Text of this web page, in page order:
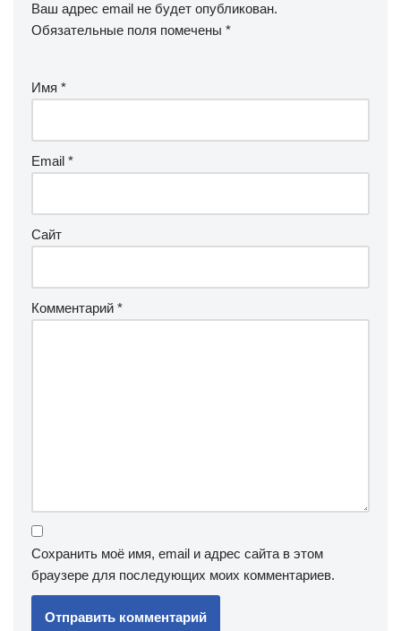
Ваш адрес email не будет опубликован.
Обязательные поля помечены *
Имя *
Email *
Сайт
Комментарий *
Сохранить моё имя, email и адрес сайта в этом
браузере для последующих моих комментариев.